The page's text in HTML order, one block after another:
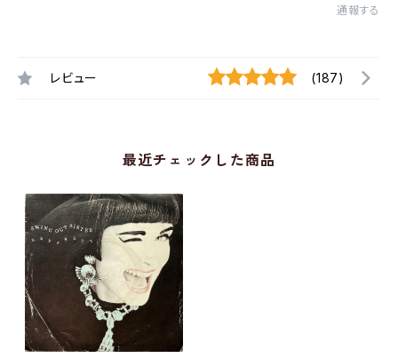
通報する
レビュー (187)
最近チェックした商品